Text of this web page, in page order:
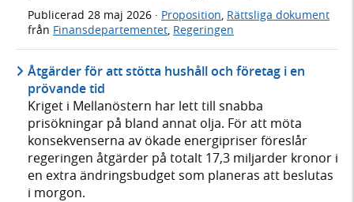
Publicerad 28 maj 2026 · Proposition, Rättsliga dokument
från Finansdepartementet, Regeringen
Åtgärder för att stötta hushåll och företag i en
prövande tid
Kriget i Mellanöstern har lett till snabba
prisökningar på bland annat olja. För att möta
konsekvenserna av ökade energipriser föreslår
regeringen åtgärder på totalt 17,3 miljarder kronor i
en extra ändringsbudget som planeras att beslutas
i morgon.